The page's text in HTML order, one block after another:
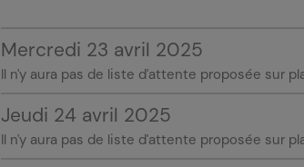
Mercredi 23 avril 2025
Il n'y aura pas de liste d'attente proposée sur
Jeudi 24 avril 2025
Il n'y aura pas de liste d'attente proposée sur